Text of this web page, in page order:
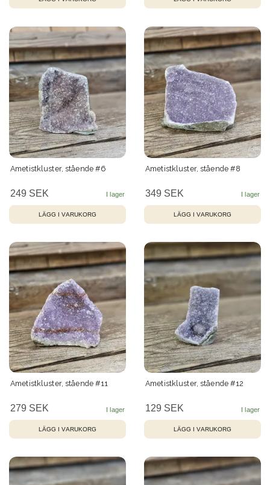
Ametistkluster, stående #6
249 SEK
Ametistkluster, stående #8
349 SEK
Ametistkluster, stående #11
279 SEK
Ametistkluster, stående #12
129 SEK